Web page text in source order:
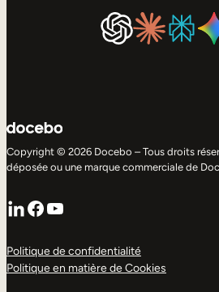
Copyright © 2026 Docebo – Tous droits
déposée ou une marque commerciale de
LinkedIn
Facebook
YouTube
Politique de confidentialité
Politique en matière de Cookies